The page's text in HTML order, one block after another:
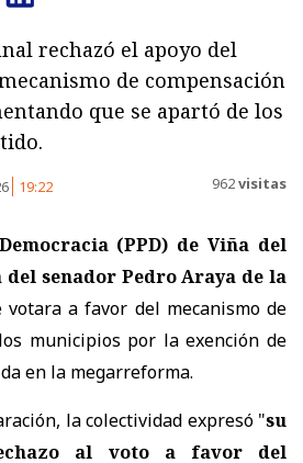
rechazó el apoyo del
de compensación
que se apartó de los
19:22 962visitas
(PPD) de Viña del
senador Pedro Araya de la
votara a favor del mecanismo de
municipios por la exención de
en la megarreforma.
la colectividad expresó "su
al voto a favor del